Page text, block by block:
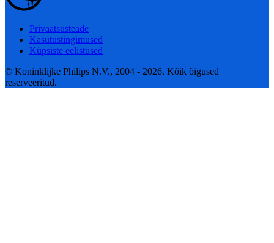
Privaatsusteade
Kasutustingimused
Küpsiste eelistused
© Koninklijke Philips N.V., 2004 - 2026. Kõik õigused
reserveeritud.